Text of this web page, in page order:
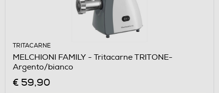
TRITACARNE
MELCHIONI FAMILY - Tritacarne TRITONE-
Argento/bianco
€ 59,90